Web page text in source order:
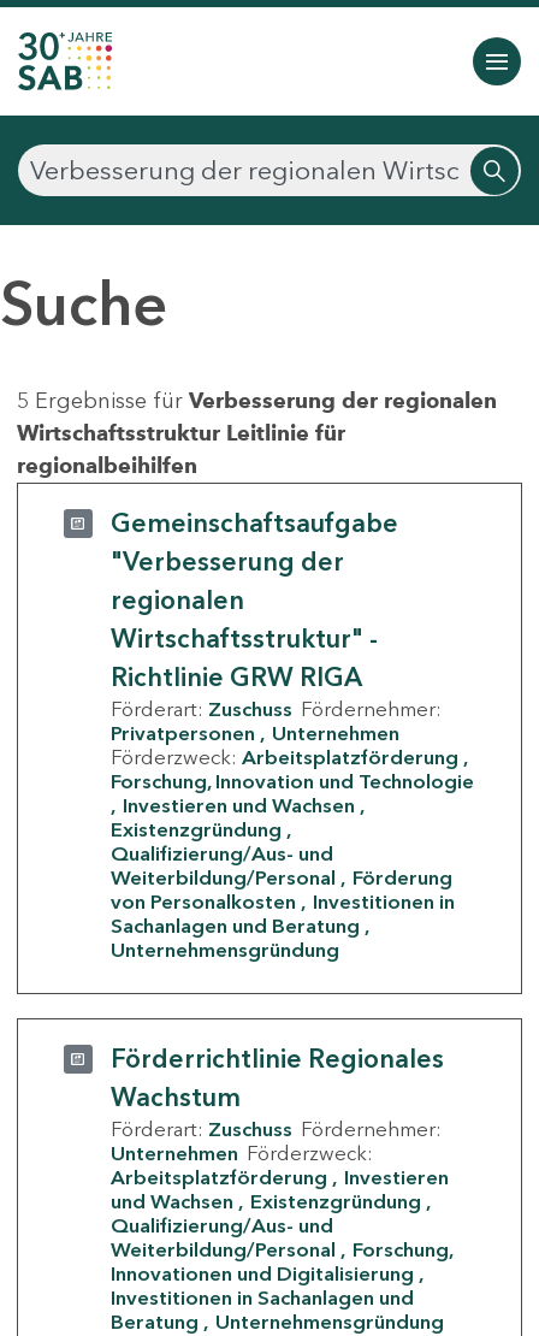
Suche
5 Ergebnisse für Verbesserung der regionalen
Wirtschaftsstruktur Leitlinie für
regionalbeihilfen
Gemeinschaftsaufgabe
"Verbesserung der
regionalen
Wirtschaftsstruktur" -
Richtlinie GRW RIGA
Förderart: Zuschuss Fördernehmer:
Privatpersonen
Unternehmen
Förderzweck: Arbeitsplatzförderung
Forschung, Innovation und Technologie
Investieren und Wachsen
Existenzgründung
Qualifizierung/Aus- und
Weiterbildung/Personal
Förderung
von Personalkosten
Investitionen in
Sachanlagen und Beratung
Unternehmensgründung
Förderrichtlinie Regionales
Wachstum
Förderart: Zuschuss Fördernehmer:
Unternehmen Förderzweck:
Arbeitsplatzförderung
Investieren
und Wachsen
Existenzgründung
Qualifizierung/Aus- und
Weiterbildung/Personal
Forschung,
Innovationen und Digitalisierung
Investitionen in Sachanlagen und
Beratung
Unternehmensgründung